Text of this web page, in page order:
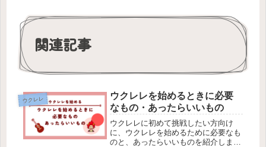
関連記事
ウクレレ
ウクレレを始めるときに必要
なもの・あったらいいもの
ウクレレに初めて挑戦したい方向け
に、ウクレレを始めるために必要なも
のと、あったらいいものを紹介しま